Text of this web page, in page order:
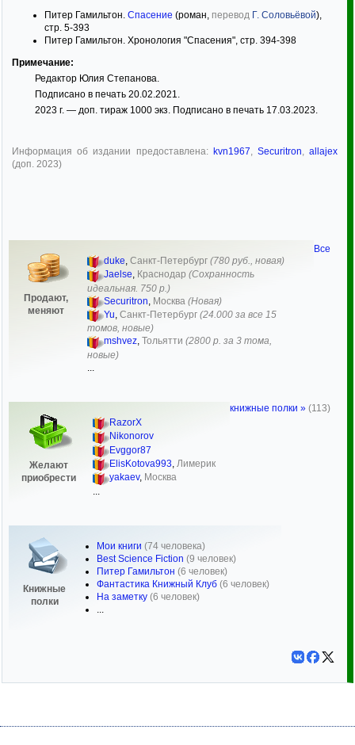
Питер Гамильтон. Спасение (роман, перевод Г. Соловьёвой),
стр. 5-393
Питер Гамильтон. Хронология "Спасения", стр. 394-398
Примечание:
Редактор Юлия Степанова.
Подписано в печать 20.02.2021.
2023 г. — доп. тираж 1000 экз. Подписано в печать 17.03.2023.
Информация об издании предоставлена: kvn1967 Securitron ,allajex
(доп. 2023)
Продают,
меняют
duke, Санкт-Петербург (780 руб., новая)
Jaelse, Краснодар (Сохранность
идеальная. 750 р.)
Securitron Москва (Новая)
Yu, Санкт-Петербург (24.000 за все 15
томов, новые)
mshvez, Тольятти (2800 р. за 3 тома,
новые)
Желают
приобрести
RazorX
Nikonorov
Evggor87
ElisKotova993, Лимерик
yakaev, Москва
Книжные
полки
Мои книги (74 человека)
Best Science Fiction (9 человек)
Питер Гамильтон (6 человек)
Фантастика Книжный Клуб (6 человек)
На заметку (6 человек)
...
Все
книжные полки » (113)